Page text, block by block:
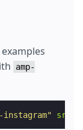
amp-
instagram" src